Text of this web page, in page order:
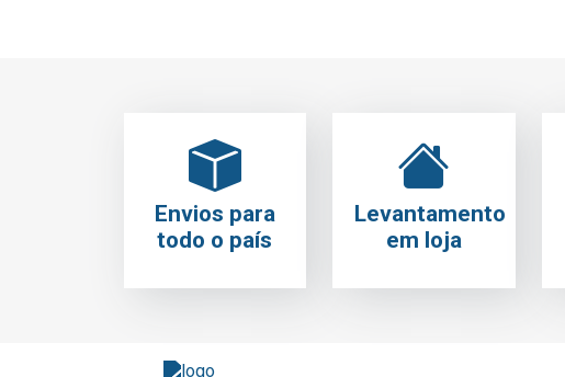
Envios para
todo o país
Levantamento
em loja